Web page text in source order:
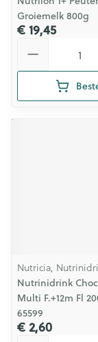
Groiemelk 800g
€ 19,45
Nutricia,
Nutrinidrink
Multi F.+12m Fl
65599
€ 2,60